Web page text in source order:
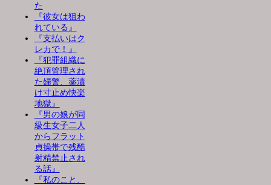
た
『彼女は狙わ
れている』
『支払いはク
レカで！』
『犯罪組織に
絶頂管理され
た婦警、薬漬
け寸止め快楽
地獄』
『男の娘が同
級生女子二人
からフラット
貞操帯で残酷
射精禁止され
る話』
『私のこと、